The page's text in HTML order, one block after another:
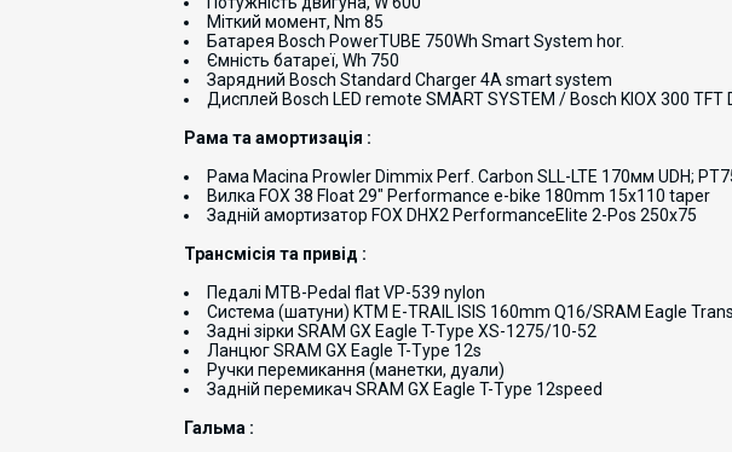
Міткий момент, Nm 85
Батарея Bosch PowerTUBE 750Wh Smart System hor.
Ємність батареї, Wh 750
Зарядний Bosch Standard Charger 4A smart system
Дисплей Bosch LED remote SMART SYSTEM / Bosch KIOX 300 TFT
Рама та амортизація :
Рама Macina Prowler Dimmix Perf. Carbon SLL-LTE 170мм UDH;
Вилка FOX 38 Float 29" Performance e-bike 180mm 15x110 taper
Задній амортизатор FOX DHX2 PerformanceElite 2-Pos 250x75
Трансмісія та привід :
Педалі MTB-Pedal flat VP-539 nylon
Система (шатуни) KTM E-TRAIL ISIS 160mm Q16/SRAM Eagle
Задні зірки SRAM GX Eagle T-Type XS-1275/10-52
Ланцюг SRAM GX Eagle T-Type 12s
Ручки перемикання (манетки, дуали)
Задній перемикач SRAM GX Eagle T-Type 12speed
Гальма :